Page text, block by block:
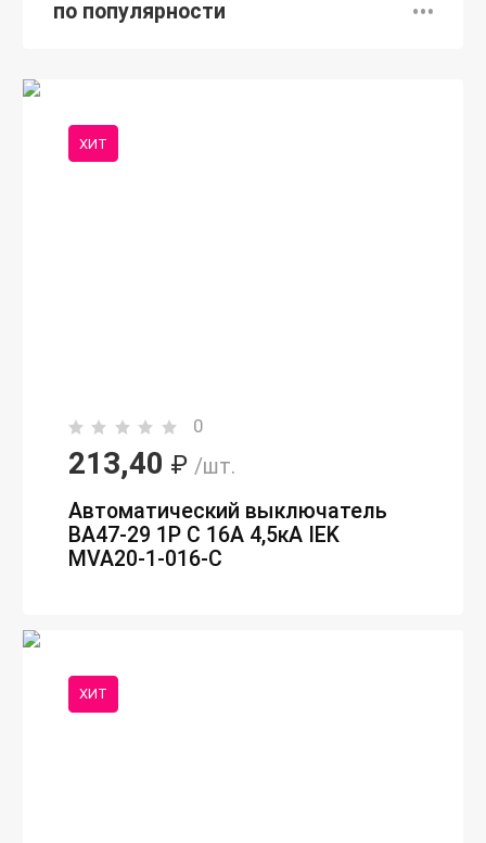
по популярности
ХИТ
0
213,40 ₽ /шт.
Автоматический выключатель
ВА47-29 1P C 16А 4,5кА IEK
MVA20-1-016-C
ХИТ